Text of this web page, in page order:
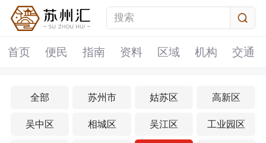
首页 便民 指南 资料 区域 机构 交通
全部 苏州市 姑苏区 高新区
吴中区 相城区 吴江区 工业园区